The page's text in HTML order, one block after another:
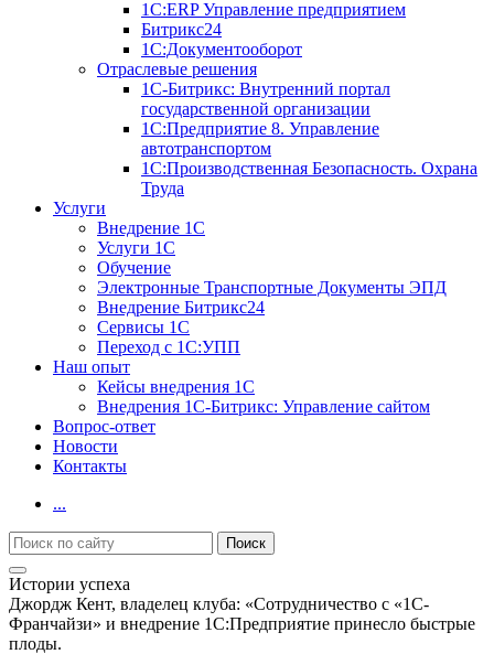
1С:ERP Управление предприятием
Битрикс24
1С:Документооборот
Отраслевые решения
1С-Битрикс: Внутренний портал
государственной организации
1С:Предприятие 8. Управление
автотранспортом
1С:Производственная Безопасность. Охрана
Труда
Услуги
Внедрение 1С
Услуги 1С
Обучение
Электронные Транспортные Документы ЭПД
Внедрение Битрикс24
Сервисы 1С
Переход с 1С:УПП
Наш опыт
Кейсы внедрения 1С
Внедрения 1С-Битрикс: Управление сайтом
Вопрос-ответ
Новости
Контакты
...
Истории успеха
Джордж Кент, владелец клуба: «Сотрудничество с «1С-
Франчайзи» и внедрение 1С:Предприятие принесло быстрые
плоды.